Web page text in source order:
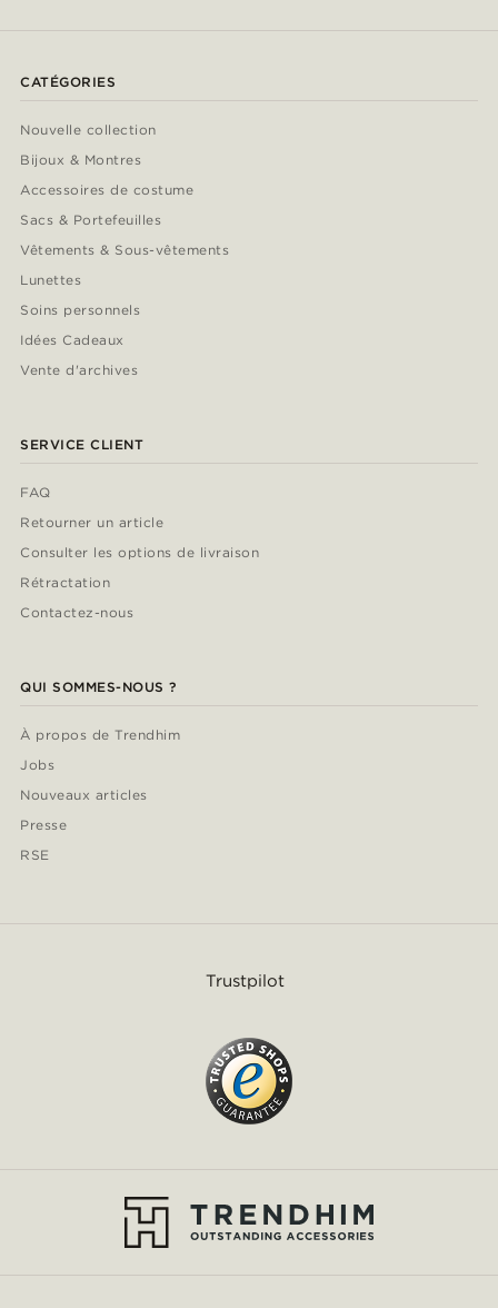
CATÉGORIES
Nouvelle collection
Bijoux & Montres
Accessoires de costume
Sacs & Portefeuilles
Vêtements & Sous-vêtements
Lunettes
Soins personnels
Idées Cadeaux
Vente d'archives
SERVICE CLIENT
FAQ
Retourner un article
Consulter les options de livraison
Rétractation
Contactez-nous
QUI SOMMES-NOUS ?
À propos de Trendhim
Jobs
Nouveaux articles
Presse
RSE
Trustpilot